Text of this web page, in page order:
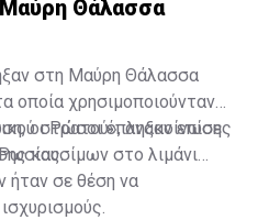
Θάλασσα
στη Μαύρη Θάλασσα
οποία χρησιμοποιούνταν
στρατού», ανακοίνωσε
οι Ρώσοι έπληξαν επίσης
καυσίμων στο λιμάνι
ήταν σε θέση να